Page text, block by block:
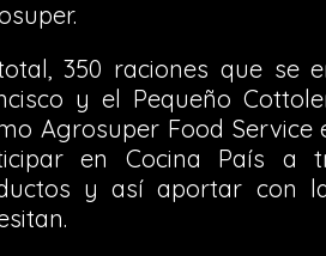
350 raciones que se
y el Pequeño
Agrosuper Food
en Cocina País a
y así aportar con